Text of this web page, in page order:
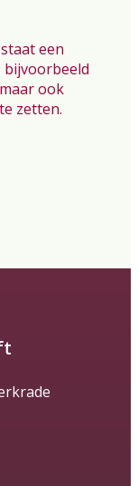
een
bijvoorbeeld
ook
zetten.